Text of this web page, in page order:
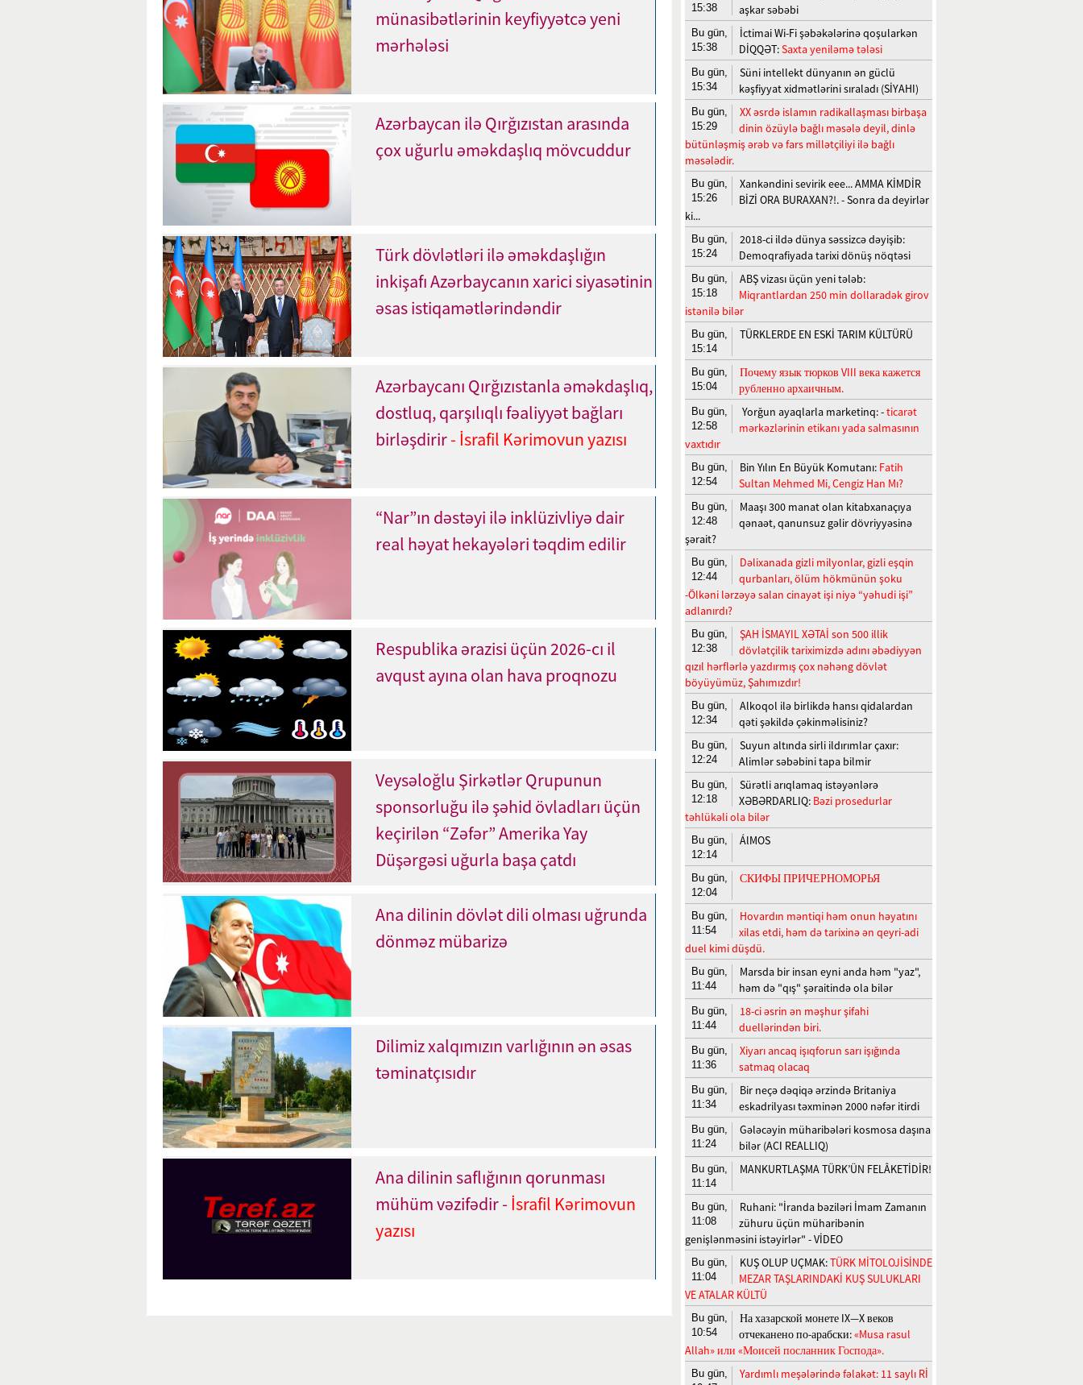
münasibətlərinin keyfiyyətcə yeni
mərhələsi
Azərbaycan ilə Qırğızıstan arasında
çox uğurlu əməkdaşlıq mövcuddur
Türk dövlətləri ilə əməkdaşlığın
inkişafı Azərbaycanın xarici siyasətinin
əsas istiqamətlərindəndir
Azərbaycanı Qırğızıstanla əməkdaşlıq,
dostluq, qarşılıqlı fəaliyyət bağları
birləşdirir- İsrafil Kərimovun yazısı
“Nar”ın dəstəyi ilə inklüzivliyə dair
real həyat hekayələri təqdim edilir
Respublika ərazisi üçün 2026-cı il
avqust ayına olan hava proqnozu
Veysəloğlu Şirkətlər Qrupunun
sponsorluğu ilə şəhid övladları üçün
keçirilən “Zəfər” Amerika Yay
Düşərgəsi uğurla başa çatdı
Ana dilinin dövlət dili olması uğrunda
dönməz mübarizə
Dilimiz xalqımızın varlığının ən əsas
təminatçısıdır
Ana dilinin saflığının qorunması
mühüm vəzifədir - İsrafil Kərimovun
yazısı
15:38
aşkar səbəbi
Bu gün,
15:38
İctimai Wi-Fi şəbəkələrinə qoşularkən
DİQQƏT:Saxta yeniləmə tələsi
Bu gün,
15:34
Süni intellekt dünyanın ən güclü
kəşfiyyat xidmətlərini sıraladı (SİYAHI)
Bu gün,
15:29
XX əsrdə islamın radikallaşması birbaşa
dinin özüylə bağlı məsələ deyil, dinlə
bütünləşmiş ərəb və fars millətçiliyi ilə bağlı
məsələdir.
Bu gün,
15:26
Xankəndini sevirik eee... AMMA KİMDİR
BİZİ ORA BURAXAN?!. - Sonra da deyirlər
ki...
Bu gün,
15:24
2018-ci ildə dünya səssizcə dəyişib:
Demoqrafiyada tarixi dönüş nöqtəsi
Bu gün,
15:18
ABŞ vizası üçün yeni tələb:
Miqrantlardan 250 min dollaradək girov
istənilə bilər
Bu gün,
15:14
TÜRKLERDE EN ESKİ TARIM KÜLTÜRÜ
Bu gün,
15:04
Почему язык тюрков VIII века кажется
рубленно архаичным.
Bu gün,
12:58
Yorğun ayaqlarla marketinq: -ticarət
mərkəzlərinin etikanı yada salmasının
vaxtıdır
Bu gün,
12:54
Bin Yılın En Büyük Komutanı: Fatih
Sultan Mehmed Mi, Cengiz Han Mı?
Bu gün,
12:48
Maaşı 300 manat olan kitabxanaçıya
qənaət, qanunsuz gəlir dövriyyəsinə
şərait?
Bu gün,
12:44
Dəlixanada gizli milyonlar, gizli eşqin
qurbanları, ölüm hökmünün şoku
-Ölkəni lərzəyə salan cinayət işi niyə “yəhudi işi”
adlanırdı?
Bu gün,
12:38
ŞAH İSMAYIL XƏTAİ son 500 illik
dövlətçilik tariximizdə adını əbədiyyən
qızıl hərflərlə yazdırmış çox nəhəng dövlət
böyüyümüz, Şahımızdır!
Bu gün,
12:34
Alkoqol ilə birlikdə hansı qidalardan
qəti şəkildə çəkinməlisiniz?
Bu gün,
12:24
Suyun altında sirli ildırımlar çaxır:
Alimlər səbəbini tapa bilmir
Bu gün,
12:18
Sürətli arıqlamaq istəyənlərə
XƏBƏRDARLIQ: Bəzi prosedurlar
təhlükəli ola bilər
Bu gün,
12:14
ÁlMOS
Bu gün,
12:04
СКИФЫ ПРИЧЕРНОМОРЬЯ
Bu gün,
11:54
​Hovardın məntiqi həm onun həyatını
xilas etdi, həm də tarixinə ən qeyri-adi
duel kimi düşdü.
Bu gün,
11:44
Marsda bir insan eyni anda həm "yaz",
həm də "qış" şəraitində ola bilər
Bu gün,
11:44
18-ci əsrin ən məşhur şifahi
duellərindən biri.
Bu gün,
11:36
Xiyarı ancaq işıqforun sarı işığında
satmaq olacaq
Bu gün,
11:34
Bir neçə dəqiqə ərzində Britaniya
eskadrilyası təxminən 2000 nəfər itirdi
Bu gün,
11:24
Gələcəyin müharibələri kosmosa daşına
bilər (ACI REALLIQ)
Bu gün,
11:14
MANKURTLAŞMA TÜRK’ÜN FELÂKETİDİR!
Bu gün,
11:08
Ruhani: "İranda bəziləri İmam Zamanın
zühuru üçün müharibənin
genişlənməsini istəyirlər" - VİDEO
Bu gün,
11:04
KUŞ OLUP UÇMAK:TÜRK MİTOLOJİSİNDE
MEZAR TAŞLARINDAKİ KUŞ SULUKLARI
VE ATALAR KÜLTÜ
Bu gün,
10:54
На хазарской монете IX—X веков
отчеканено по-арабски:«Musa rasul
Allah» или «Моисей посланник Господа».
Bu gün,
Yardımlı meşələrində fəlakət: 11 saylı Rİ